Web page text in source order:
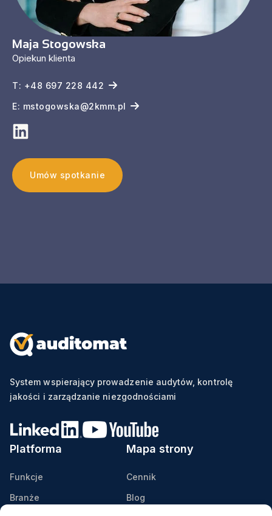
Maja Stogowska
Opiekun klienta
T: +48 697 228 442
E: mstogowska@2kmm.pl
Umów spotkanie
System wspierający prowadzenie audytów, kontrolę
jakości i zarządzanie niezgodnościami
Platforma
Funkcje
Branże
Mapa strony
Cennik
Blog